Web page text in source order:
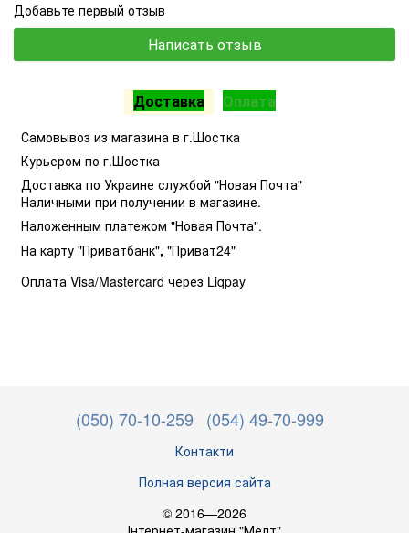
Добавьте первый отзыв
Написать отзыв
Доставка Оплата
Самовывоз из магазина в г.Шостка
Курьером по г.Шостка
Доставка по Украине службой "Новая Почта"
Наличными при получении в магазине.
Наложенным платежом "Новая Почта".
На карту "Приватбанк", "Приват24"
Оплата Visa/Mastercard через Liqpay
(050) 70-10-259 (054) 49-70-999
Контакти
Полная версия сайта
© 2016—2026